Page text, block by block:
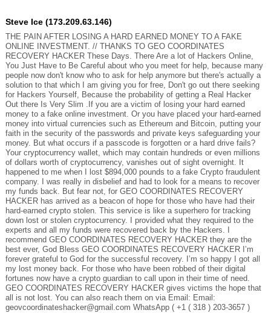
Steve Ice (173.209.63.146)
THE PAIN AFTER LOSING A HARD EARNED MONEY TO A FAKE
ONLINE INVESTMENT. // THANKS TO GEO COORDINATES
RECOVERY HACKER These Days. There Are a lot of Hackers Online,
You Just Have to Be Careful about who you meet for help, because many
people now don't know who to ask for help anymore but there's actually a
solution to that which I am giving you for free, Don't go out there seeking
for Hackers Yourself, Because the probability of getting a Real Hacker
Out there Is Very Slim .If you are a victim of losing your hard earned
money to a fake online investment. Or you have placed your hard-earned
money into virtual currencies such as Ethereum and Bitcoin, putting your
faith in the security of the passwords and private keys safeguarding your
money. But what occurs if a passcode is forgotten or a hard drive fails?
Your cryptocurrency wallet, which may contain hundreds or even millions
of dollars worth of cryptocurrency, vanishes out of sight overnight. It
happened to me when I lost $894,000 pounds to a fake Crypto fraudulent
company. I was really in disbelief and had to look for a means to recover
my funds back. But fear not, for GEO COORDINATES RECOVERY
HACKER has arrived as a beacon of hope for those who have had their
hard-earned crypto stolen. This service is like a superhero for tracking
down lost or stolen cryptocurrency. I provided what they required to the
experts and all my funds were recovered back by the Hackers. I
recommend GEO COORDINATES RECOVERY HACKER they are the
best ever, God Bless GEO COORDINATES RECOVERY HACKER I’m
forever grateful to God for the successful recovery. I’m so happy I got all
my lost money back. For those who have been robbed of their digital
fortunes now have a crypto guardian to call upon in their time of need.
GEO COORDINATES RECOVERY HACKER gives victims the hope that
all is not lost. You can also reach them on via Email: Email:
geovcoordinateshacker@gmail.com WhatsApp ( +1 ( 318 ) 203-3657 )